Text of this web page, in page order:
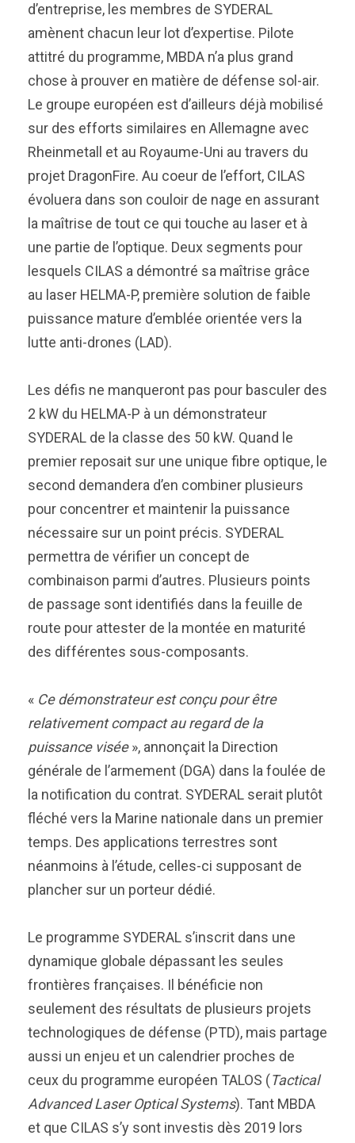
d’entreprise, les membres de SYDERAL
amènent chacun leur lot d’expertise. Pilote
attitré du programme, MBDA n’a plus grand
chose à prouver en matière de défense sol-air.
Le groupe européen est d’ailleurs déjà mobilisé
sur des efforts similaires en Allemagne avec
Rheinmetall et au Royaume-Uni au travers du
projet DragonFire. Au coeur de l’effort, CILAS
évoluera dans son couloir de nage en assurant
la maîtrise de tout ce qui touche au laser et à
une partie de l’optique. Deux segments pour
lesquels CILAS a démontré sa maîtrise grâce
au laser HELMA-P, première solution de faible
puissance mature d’emblée orientée vers la
lutte anti-drones (LAD).
Les défis ne manqueront pas pour basculer des
2 kW du HELMA-P à un démonstrateur
SYDERAL de la classe des 50 kW. Quand le
premier reposait sur une unique fibre optique, le
second demandera d’en combiner plusieurs
pour concentrer et maintenir la puissance
nécessaire sur un point précis. SYDERAL
permettra de vérifier un concept de
combinaison parmi d’autres. Plusieurs points
de passage sont identifiés dans la feuille de
route pour attester de la montée en maturité
des différentes sous-composants.
« Ce démonstrateur est conçu pour être
relativement compact au regard de la
puissance visée», annonçait la Direction
générale de l’armement (DGA) dans la foulée de
la notification du contrat. SYDERAL serait plutôt
fléché vers la Marine nationale dans un premier
temps. Des applications terrestres sont
néanmoins à l’étude, celles-ci supposant de
plancher sur un porteur dédié.
Le programme SYDERAL s’inscrit dans une
dynamique globale dépassant les seules
frontières françaises. Il bénéficie non
seulement des résultats de plusieurs projets
technologiques de défense (PTD), mais partage
aussi un enjeu et un calendrier proches de
ceux du programme européen TALOS (Tactical
Advanced Laser Optical Systems). Tant MBDA
et que CILAS s’y sont investis dès 2019 lors